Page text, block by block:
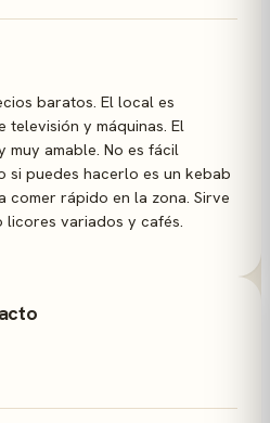
baratos. El local es
televisión y máquinas. El
muy amable. No es fácil
si puedes hacerlo es un kebab
comer rápido en la zona. Sirve
licores variados y cafés.